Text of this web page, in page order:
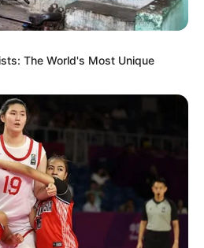
ย
The World's Most Unique